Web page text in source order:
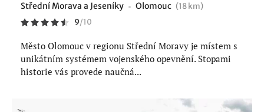
Střední Morava a Jeseníky Olomouc (18 km)
9/10
Město Olomouc v regionu Střední Moravy je místem s
unikátním systémem vojenského opevnění. Stopami
historie vás provede naučná...